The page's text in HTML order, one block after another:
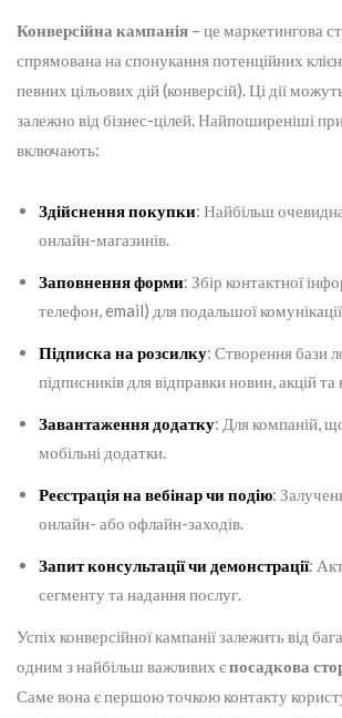
Конверсійна кампанія – це маркетингова
спрямована на спонукання потенційних
певних цільових дій (конверсій). Ці дії
залежно від бізнес-цілей. Найпоширеніші
включають:
Здійснення покупки: Найбільш
онлайн-магазинів.
Заповнення форми: Збір контактної
телефон, email) для подальшої комунікації
Підписка на розсилку: Створення бази
підписників для відправки новин, акцій та
Завантаження додатку: Для компаній,
мобільні додатки.
Реєстрація на вебінар чи подію:
онлайн- або офлайн-заходів.
Запит консультації чи демонстрації:
сегменту та надання послуг.
Успіх конверсійної кампанії залежить від
одним з найбільш важливих єпосадкова
Саме вона є першою точкою контакту